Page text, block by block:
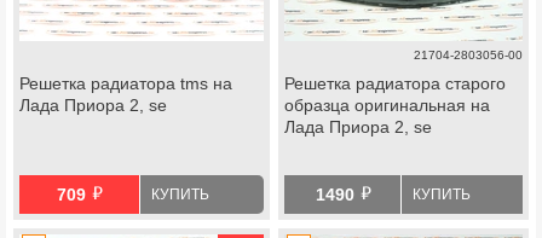
Решетка радиатора tms на
Лада Приора 2, se
709 й КУПИТЬ
21704-2803056-00
Решетка радиатора старого
образца оригинальная на
Лада Приора 2, se
1490 й КУПИТЬ